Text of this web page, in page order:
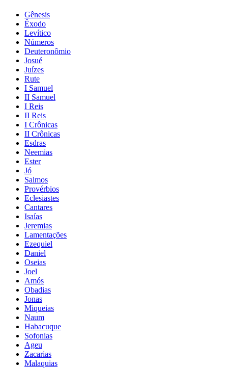
Gênesis
Êxodo
Levítico
Números
Deuteronômio
Josué
Juízes
Rute
I Samuel
II Samuel
I Reis
II Reis
I Crônicas
II Crônicas
Esdras
Neemias
Ester
Jó
Salmos
Provérbios
Eclesiastes
Cantares
Isaías
Jeremias
Lamentações
Ezequiel
Daniel
Oseias
Joel
Amós
Obadias
Jonas
Miqueias
Naum
Habacuque
Sofonias
Ageu
Zacarias
Malaquias